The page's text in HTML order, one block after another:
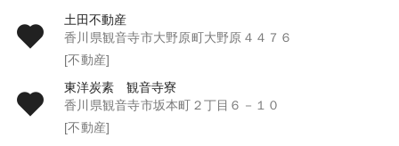
土田不動産
香川県観音寺市大野原町大野原４４７６
[不動産]
東洋炭素 観音寺寮
香川県観音寺市坂本町２丁目６－１０
[不動産]